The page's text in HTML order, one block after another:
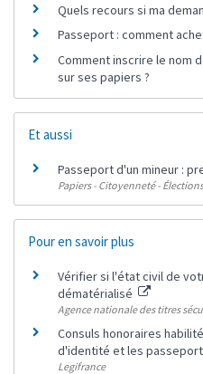
Quels recours si ma
Passeport : comment
Comment inscrire le nom
sur ses papiers ?
Et aussi
Passeport d'un mineur :
Papiers - Citoyenneté - Élections
Pour en savoir plus
Vérifier si l'état civil de
dématérialisé
Agence nationale des titres
Consuls honoraires
d'identité et les
Legifrance